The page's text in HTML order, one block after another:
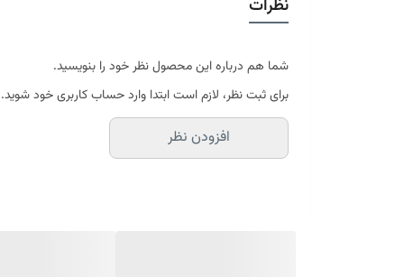
موجود در سایز بندی : 4 ، 6 ، 9 ، 12 متری ( قابل سفارش در ابعاد دلخواه-سایز غیر استاندارد)
ابعاد 6 متری : 200*300 سانتیمتر
ابعاد 9 متری : 250*350 سانتیمتر
ابعاد 12 متری : 300*400 سانتیمتر
ارسال کالای خواب متین تا کمتر از 30 روز کاری آینده
نظرات
شما هم درباره این محصول نظر خود را بنویسید.
برای ثبت نظر، لازم است ابتدا وارد حساب کاربری خود شوید.
افزودن نظر